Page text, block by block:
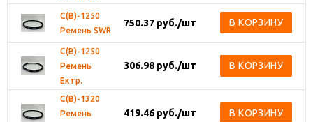
С(В)-1250
Ремень SWR
750.37 руб./шт В КОРЗИНУ
С(В)-1250
Ремень
Ектр.
306.98 руб./шт В КОРЗИНУ
С(В)-1320
Ремень
419.46 руб./шт В КОРЗИНУ